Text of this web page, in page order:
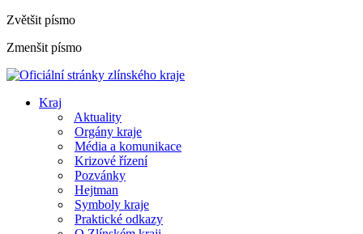
Zvětšit písmo
Zmenšit písmo
Kraj
Aktuality
Orgány kraje
Média a komunikace
Krizové řízení
Pozvánky
Hejtman
Symboly kraje
Praktické odkazy